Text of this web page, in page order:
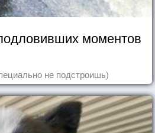
моментов
не подстроишь)